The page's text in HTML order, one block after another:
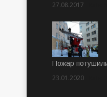
27.08.2017
Пожар
23.01.2020